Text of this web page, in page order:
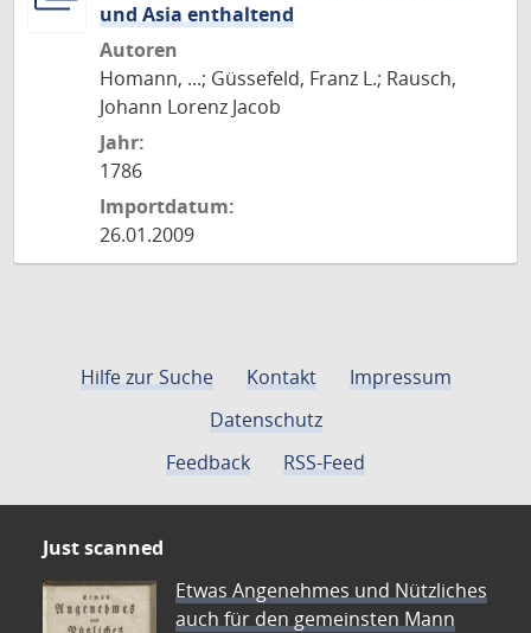
und Asia enthaltend
Autoren
Homann, ...; Güssefeld, Franz L.; Rausch,
Johann Lorenz Jacob
Jahr:
1786
Importdatum:
26.01.2009
Hilfe zur Suche Kontakt
Impressum
Datenschutz
Feedback
RSS-Feed
Just scanned
Etwas Angenehmes und Nützliches
auch für den gemeinsten Mann